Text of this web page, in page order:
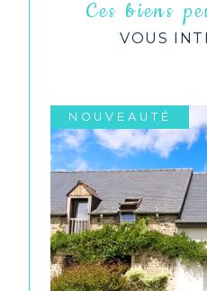
Ces biens
VOUS
NOUVEAUTÉ